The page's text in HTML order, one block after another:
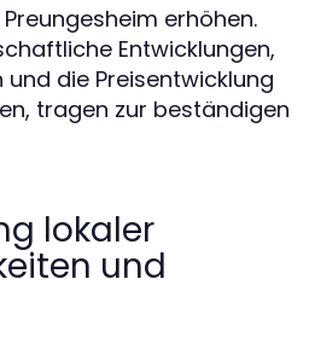
erhöhen.
Entwicklungen,
die Preisentwicklung
tragen zur beständigen
lokaler
und